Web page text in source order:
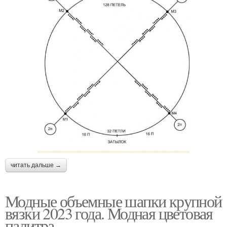
читать дальше →
Модные объемные шапки крупной
вязки 2023 года. Модная цветовая